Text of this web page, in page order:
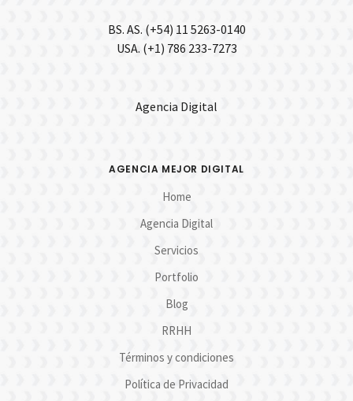
BS. AS. (+54) 11 5263-0140
USA. (+1) 786 233-7273
Agencia Digital
AGENCIA MEJOR DIGITAL
Home
Agencia Digital
Servicios
Portfolio
Blog
RRHH
Términos y condiciones
Política de Privacidad